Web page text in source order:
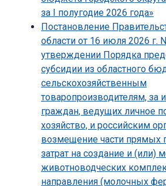
за I полугодие 2026 года»
Постановление
области от 16 июля 2026 г.
утверждении Порядка
субсидии из областного
сельскохозяйственным
товаропроизводителям, за
граждан, ведущих личное
хозяйство, и российским
возмещение части прямых
затрат на создание и (или)
животноводческих
направления (молочных